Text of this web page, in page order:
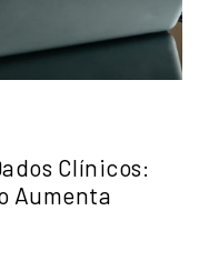
Clínicos:
Aumenta